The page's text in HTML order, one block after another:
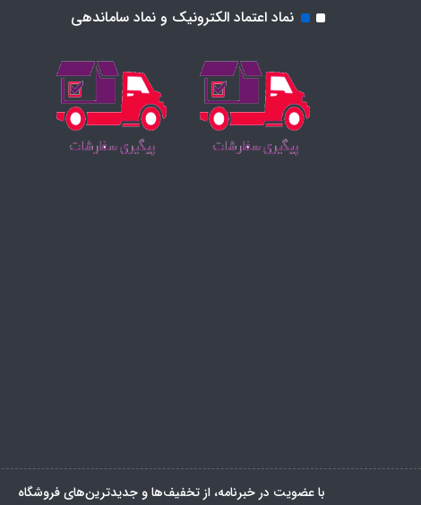
نماد اعتماد الکترونیک و نماد ساماندهی
با عضویت در خبرنامه، از تخفیف‌ها و جدیدترین‌های فروشگاه